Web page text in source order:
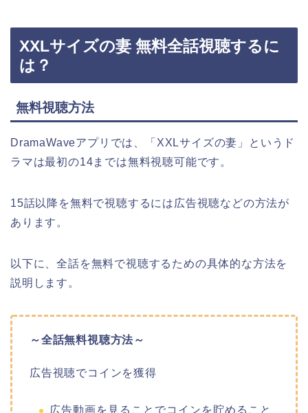
XXLサイズの妻 無料全話視聴するに
は？
無料視聴方法
DramaWaveアプリでは、「XXLサイズの妻」というド
ラマは最初の14までは無料視聴可能です。
15話以降を無料で視聴するには広告視聴などの方法が
あります。
以下に、全話を無料で視聴するための具体的な方法を
説明します。
～全話無料視聴方法～
広告視聴でコインを獲得
広告動画を見ることでコインを貯めること